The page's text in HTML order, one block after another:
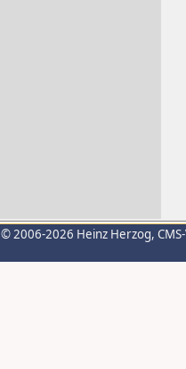
© 2006-2026 Heinz Herzog,